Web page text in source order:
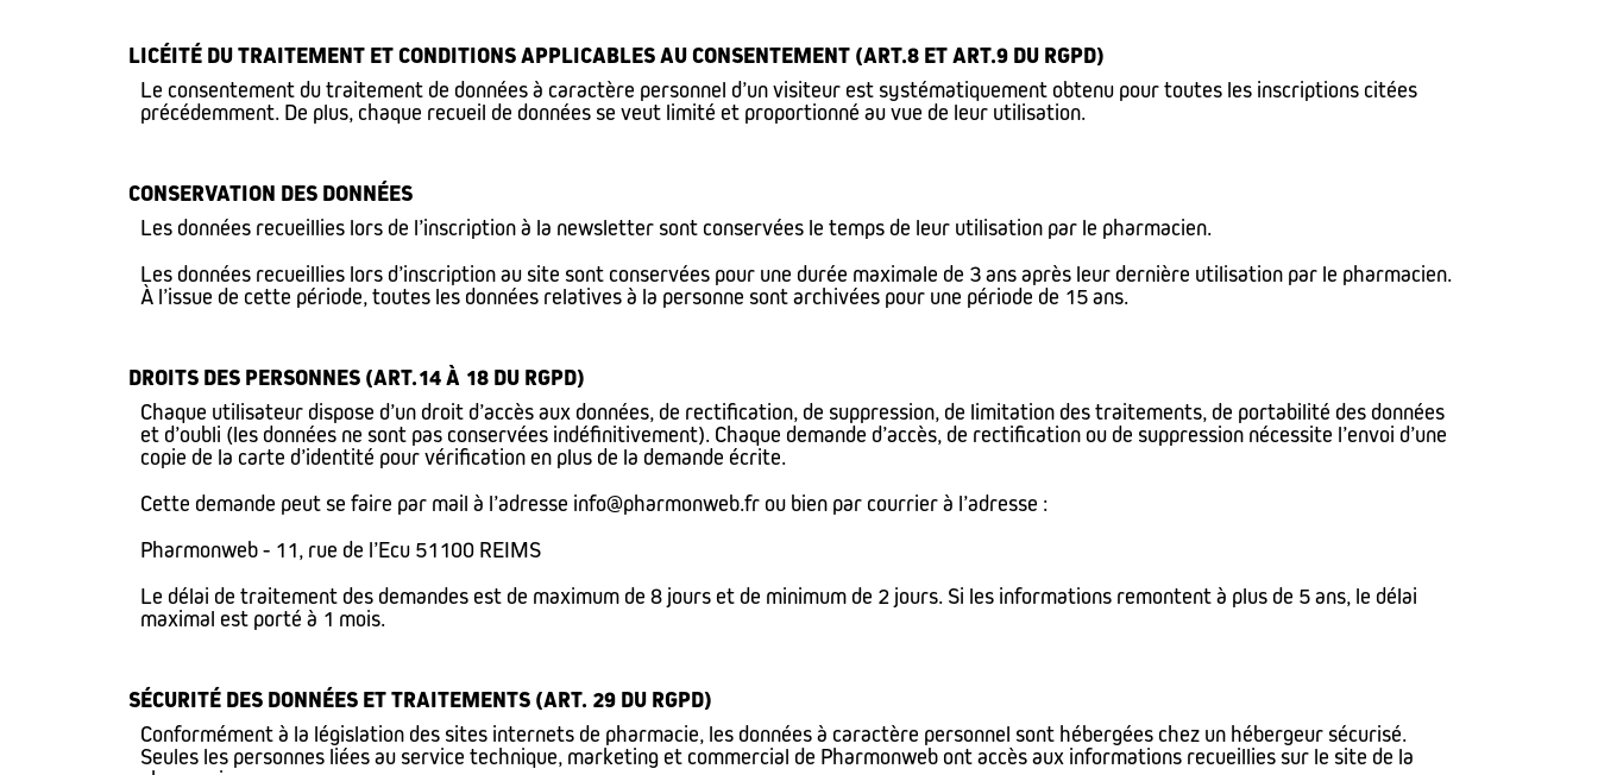
LICÉITÉ DU TRAITEMENT ET CONDITIONS APPLICABLES AU CONSENTEMENT (ART.8 ET ART.9 DU RGPD)
Le consentement du traitement de données à caractère personnel d’un visiteur est systématiquement obtenu pour toutes les inscriptions citées
précédemment. De plus, chaque recueil de données se veut limité et proportionné au vue de leur utilisation.
CONSERVATION DES DONNÉES
Les données recueillies lors de l’inscription à la newsletter sont conservées le temps de leur utilisation par le pharmacien.
Les données recueillies lors d’inscription au site sont conservées pour une durée maximale de 3 ans après leur dernière utilisation par le pharmacien.
À l’issue de cette période, toutes les données relatives à la personne sont archivées pour une période de 15 ans.
DROITS DES PERSONNES (ART.14 À 18 DU RGPD)
Chaque utilisateur dispose d’un droit d’accès aux données, de rectification, de suppression, de limitation des traitements, de portabilité des données
et d’oubli (les données ne sont pas conservées indéfinitivement). Chaque demande d’accès, de rectification ou de suppression nécessite l’envoi d’une
copie de la carte d’identité pour vérification en plus de la demande écrite.
Cette demande peut se faire par mail à l’adresse info@pharmonweb.fr ou bien par courrier à l’adresse :
Pharmonweb - 11, rue de l’Ecu 51100 REIMS
Le délai de traitement des demandes est de maximum de 8 jours et de minimum de 2 jours. Si les informations remontent à plus de 5 ans, le délai
maximal est porté à 1 mois.
SÉCURITÉ DES DONNÉES ET TRAITEMENTS (ART. 29 DU RGPD)
Conformément à la législation des sites internets de pharmacie, les données à caractère personnel sont hébergées chez un hébergeur sécurisé.
Seules les personnes liées au service technique, marketing et commercial de Pharmonweb ont accès aux informations recueillies sur le site de la